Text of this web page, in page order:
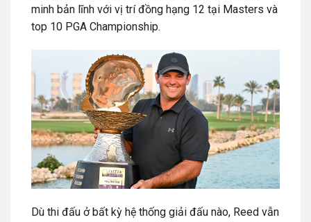
minh bản lĩnh với vị trí đồng hạng 12 tại Masters và
top 10 PGA Championship.
Dù thi đấu ở bất kỳ hệ thống giải đấu nào, Reed vẫn